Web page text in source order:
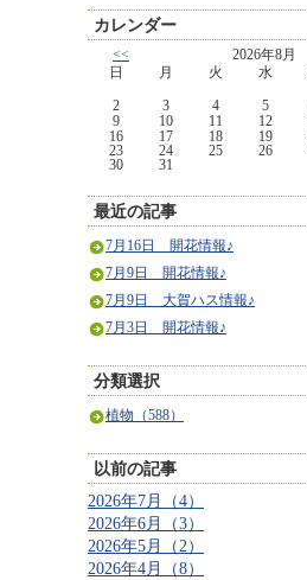
カレンダー
<< 2026年8月
日
月 火 水
2
3 4 5
9
10 11 12
16
17 18 19
23
24 25 26
30
31
最近の記事
7月16日 開花情報♪
7月9日 開花情報♪
7月9日 大賀ハス情報♪
7月3日 開花情報♪
分類選択
植物（588）
以前の記事
2026年7月（4）
2026年6月（3）
2026年5月（2）
2026年4月（8）